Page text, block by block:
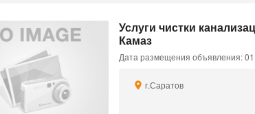
Услуги чистки
Камаз
Дата размещения объявления:
г.Саратов